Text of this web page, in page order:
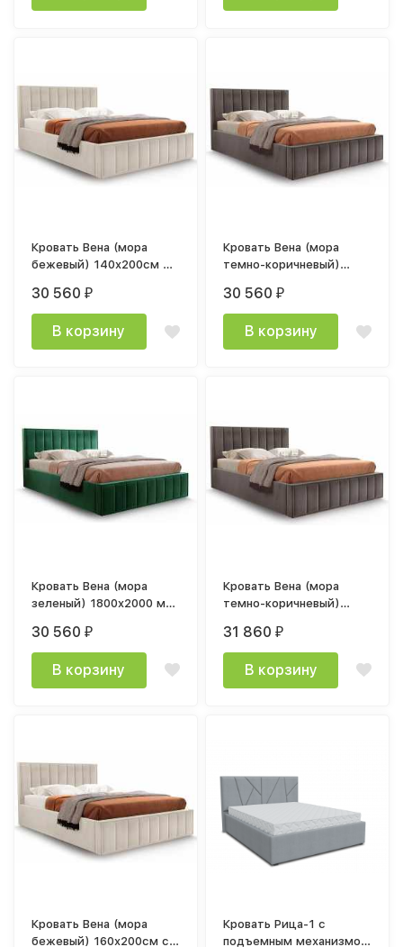
Кровать Вена (мора
бежевый) 140x200см с
30 560₽
В корзину
Кровать Вена (мора
темно-коричневый)
подъемным механизмом
30 560₽
В корзину
Кровать Вена (мора
зеленый) 1800x2000 мм
механизмом
30 560₽
В корзину
Кровать Вена (мора
темно-коричневый)
подъемным механизмом
31 860₽
В корзину
Кровать Вена (мора
бежевый) 160x200см с
Кровать Рица-1 с
подъемным механизмом